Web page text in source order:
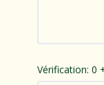
Vérification: 0